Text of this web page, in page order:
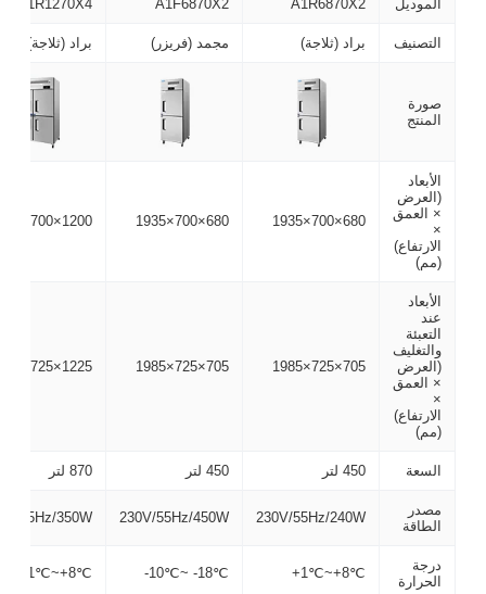
الموديل A1R6870X2
A1F6870X2
A1R1270X4
التصنيف براد (ثلاجة) مجمد (فريزر) براد (ثلاجة)
صورة
المنتج
الأبعاد
(العرض
× العمق
×
الارتفاع)
(مم)
680×700×1935
680×700×1935
1200×700×1935
الأبعاد
عند
التعبئة
والتغليف
(العرض
× العمق
×
الارتفاع)
(مم)
705×725×1985
705×725×1985
1225×725×1985
السعة 450 لتر 450 لتر 870 لتر
مصدر
الطاقة
230V/55Hz/240W
230V/55Hz/450W
55Hz/350W
درجة
الحرارة
+1℃~+8℃
-10℃~ -18℃
+1℃~+8℃